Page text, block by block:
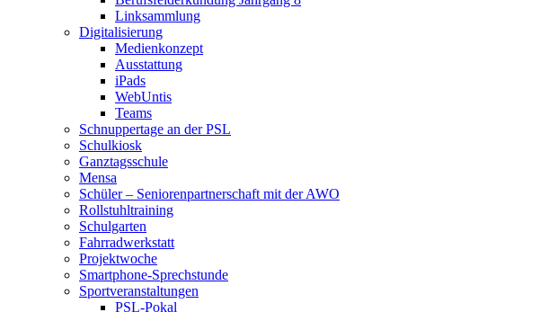
Linksammlung
Digitalisierung
Medienkonzept
Ausstattung
iPads
WebUntis
Teams
Schnuppertage an der PSL
Schulkiosk
Ganztagsschule
Mensa
Schüler – Seniorenpartnerschaft mit der AWO
Rollstuhltraining
Schulgarten
Fahrradwerkstatt
Projektwoche
Smartphone-Sprechstunde
Sportveranstaltungen
PSL-Pokal